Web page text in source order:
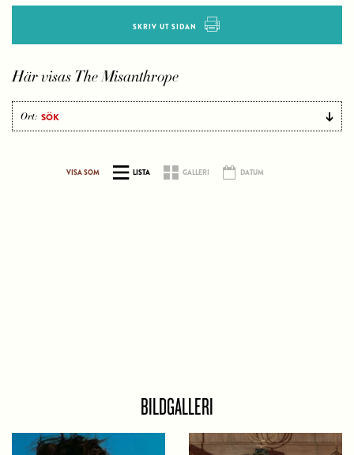
SKRIV UT SIDAN
Här visas The Misanthrope
VISA SOM LISTA GALLERI DATUM
Ort:
BILDGALLERI